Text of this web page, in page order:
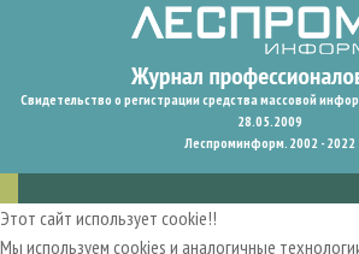
Свидетельство о регистрации средства массовой
28.05.2009
Леспроминформ. 2002 - 2022
Этот сайт использует cookie!!
Мы используем cookies и аналогичные